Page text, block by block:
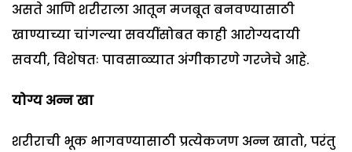
असते आणि शरीराला आतून मजबूत बनवण्यासाठी
खाण्याच्या चांगल्या सवयींसोबत काही आरोग्यदायी
सवयी, विशेषतः पावसाळ्यात अंगीकारणे गरजेचे आहे.
योग्य अन्न खा
शरीराची भूक भागवण्यासाठी प्रत्येकजण अन्न खातो, परंतु